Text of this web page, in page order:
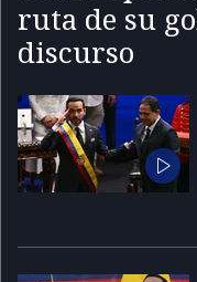
ruta de su
discurso